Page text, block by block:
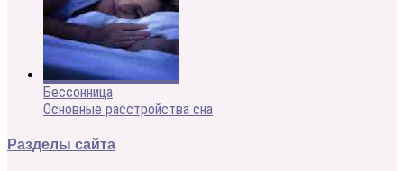
Бессонница
Основные расстройства сна
Разделы сайта